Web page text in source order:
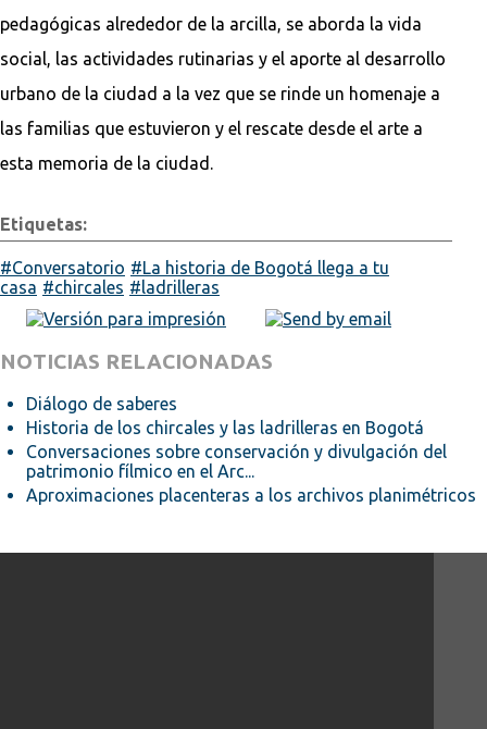
pedagógicas alrededor de la arcilla, se aborda la vida
social, las actividades rutinarias y el aporte al desarrollo
urbano de la ciudad a la vez que se rinde un homenaje a
las familias que estuvieron y el rescate desde el arte a
esta memoria de la ciudad.
Etiquetas:
Conversatorio
La historia de Bogotá llega a tu
casa
chircales ladrilleras
NOTICIAS RELACIONADAS
Diálogo de saberes
Historia de los chircales y las ladrilleras en Bogotá
Conversaciones sobre conservación y divulgación del
patrimonio fílmico en el Arc...
Aproximaciones placenteras a los archivos planimétricos